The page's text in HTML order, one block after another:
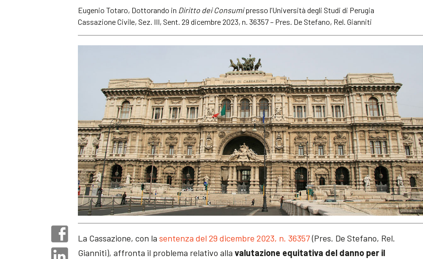
Eugenio Totaro, Dottorando in Diritto dei Consumipresso l’Università degli Studi di Perugia
Cassazione Civile, Sez. III, Sent. 29 dicembre 2023, n. 36357 – Pres. De Stefano, Rel. Gianniti
La Cassazione, con lasentenza del 29 dicembre 2023, n. 36357(Pres. De Stefano, Rel.
Gianniti), affronta il problema relativo allavalutazione equitativa del danno per il